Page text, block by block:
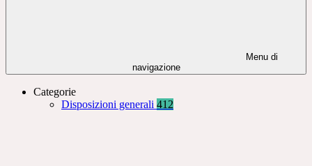
Menu di
navigazione
Categorie
Disposizioni generali 412